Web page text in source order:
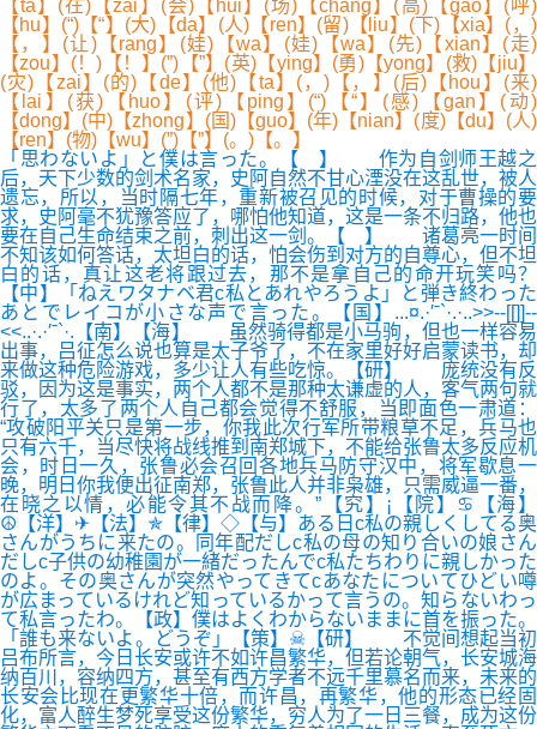
【ta】(在)【zai】(会)【hui】(场)【chang】(高)【gao】(呼)
【hu】(“)【“】(大)【da】(人)【ren】(留)【liu】(下)【xia】(，)
【，】(让)【rang】(娃)【wa】(娃)【wa】(先)【xian】(走)
【zou】(！)【！】(”)【”】(英)【ying】(勇)【yong】(救)【jiu】
(灾)【zai】(的)【de】(他)【ta】(，)【，】(后)【hou】(来)
【lai】(获)【huo】(评)【ping】(“)【“】(感)【gan】(动)
【dong】(中)【zhong】(国)【guo】(年)【nian】(度)【du】(人)
【ren】(物)【wu】(”)【”】(。)【。】
「思わないよ」と僕は言った。【 】 作为自剑师王越之
后，天下少数的剑术名家，史阿自然不甘心湮没在这乱世，被人
遗忘，所以，当时隔七年，重新被召见的时候，对于曹操的要
求，史阿毫不犹豫答应了，哪怕他知道，这是一条不归路，他也
要在自己生命结束之前，刺出这一剑。【 】 诸葛亮一时间
不知该如何答话，太坦白的话，怕会伤到对方的自尊心，但不坦
白的话，真让这老将跟过去，那不是拿自己的命开玩笑吗？
【中】「ねえワタナベ君c私とあれやろうよ」と弾き終わった
あとでレイコが小さな声で言った。【国】...¤.·′ˉ`·.·..>>--[[]]--
<<..·.·′ˉ`·.【南】【海】 虽然骑得都是小马驹，但也一样容易
出事，吕征怎么说也算是太子爷了，不在家里好好启蒙读书，却
来做这种危险游戏，多少让人有些吃惊。【研】 庞统没有反
驳，因为这是事实，两个人都不是那种太谦虚的人，客气两句就
行了，太多了两个人自己都会觉得不舒服，当即面色一肃道：
“攻破阳平关只是第一步，你我此次行军所带粮草不足，兵马也
只有六千，当尽快将战线推到南郑城下，不能给张鲁太多反应机
会，时日一久，张鲁必会召回各地兵马防守汉中，将军歇息一
晚，明日你我便出征南郑，张鲁此人并非枭雄，只需威逼一番，
在晓之以情，必能令其不战而降。”【究】¡【院】♋【海】
☮【洋】✈【法】✯【律】◇【与】ある日c私の親しくしてる奥
さんがうちに来たの。同年配だしc私の母の知り合いの娘さん
だしc子供の幼稚園が一緒だったんでc私たちわりに親しかった
のよ。その奥さんが突然やってきてcあなたについてひどい噂
が広まっているけれど知っているかって言うの。知らないわっ
て私言ったわ。【政】僕はよくわからないままに首を振った。
「誰も来ないよ。どうぞ」【策】☠【研】 不觉间想起当初
吕布所言，今日长安或许不如许昌繁华，但若论朝气，长安城海
纳百川，容纳四方，甚至有西方学者不远千里慕名而来，未来的
长安会比现在更繁华十倍，而许昌，再繁华，他的形态已经固
化，富人醉生梦死享受这份繁华，穷人为了一日三餐，成为这份